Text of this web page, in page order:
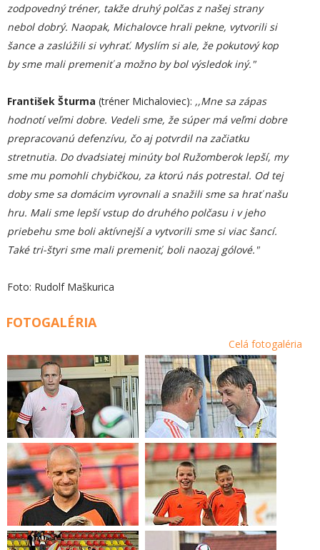
zodpovedný tréner, takže druhý polčas z našej strany
nebol dobrý. Naopak, Michalovce hrali pekne, vytvorili si
šance a zaslúžili si vyhrať. Myslím si ale, že pokutový kop
by sme mali premeniť a možno by bol výsledok iný."
František Šturma (tréner Michaloviec): ,,Mne sa zápas
hodnotí veľmi dobre. Vedeli sme, že súper má veľmi dobre
prepracovanú defenzívu, čo aj potvrdil na začiatku
stretnutia. Do dvadsiatej minúty bol Ružomberok lepší, my
sme mu pomohli chybičkou, za ktorú nás potrestal. Od tej
doby sme sa domácim vyrovnali a snažili sme sa hrať našu
hru. Mali sme lepší vstup do druhého polčasu i v jeho
priebehu sme boli aktívnejší a vytvorili sme si viac šancí.
Také tri-štyri sme mali premeniť, boli naozaj gólové."
Foto: Rudolf Maškurica
FOTOGALÉRIA
Celá fotogaléria